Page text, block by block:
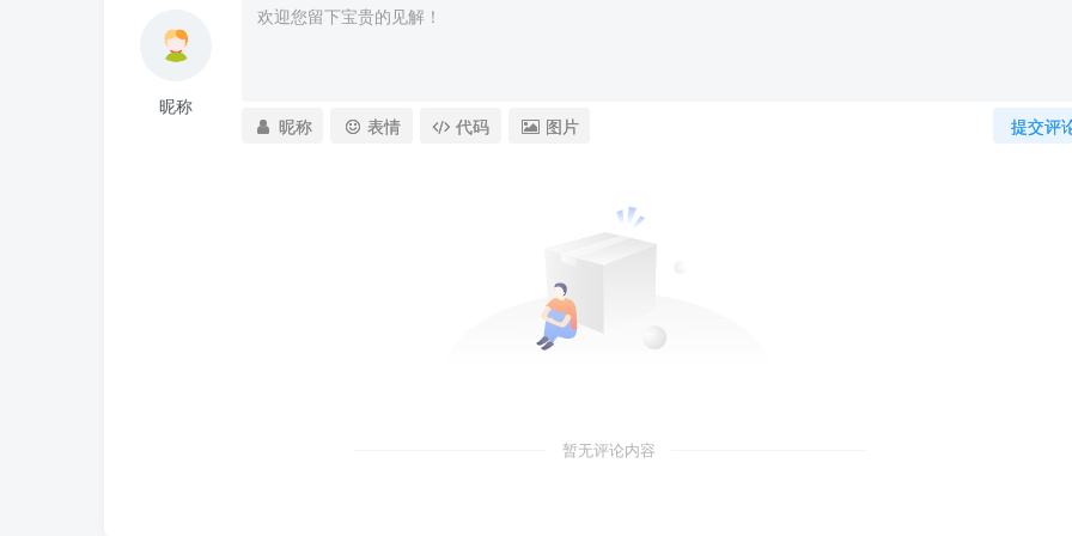
昵称
提交评
昵称 表情 代码 图片
暂无评论内容